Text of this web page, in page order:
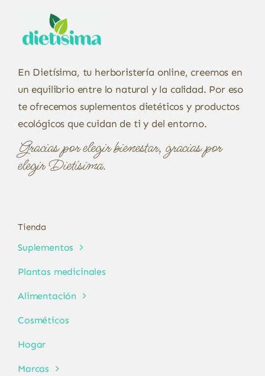
En Dietísima, tu herboristería online, creemos en
un equilibrio entre lo natural y la calidad. Por eso
te ofrecemos suplementos dietéticos y productos
ecológicos que cuidan de ti y del entorno.
Gracias por elegir bienestar, gracias por
elegir Dietísima.
Tienda
Suplementos
Plantas medicinales
Alimentación
Cosméticos
Hogar
Marcas